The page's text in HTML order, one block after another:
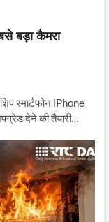
बड़ा कैमरा
स्मार्टफोन iPhone
देने की तैयारी…